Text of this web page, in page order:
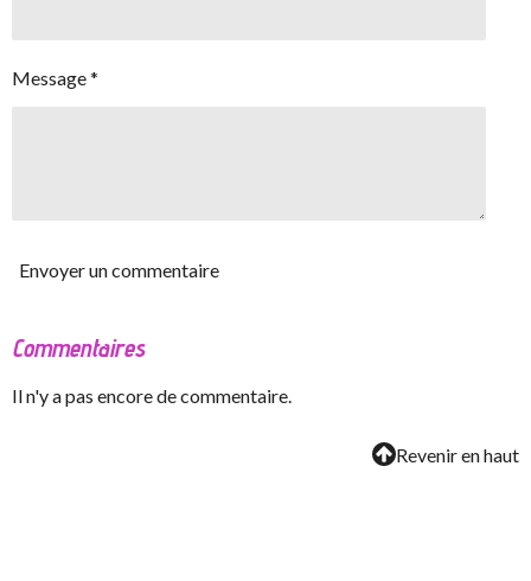
Message *
Envoyer un commentaire
Commentaires
Il n'y a pas encore de commentaire.
Revenir en haut